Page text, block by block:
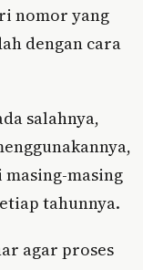
nomor yang
dengan cara
salahnya,
masing
tahunnya.
agar proses